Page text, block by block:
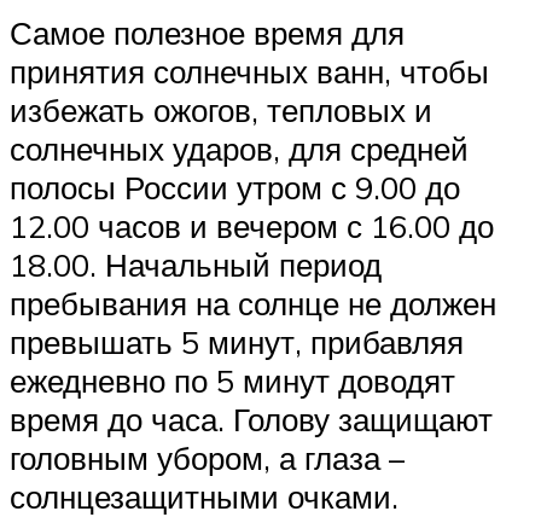
Самое полезное время для
принятия солнечных ванн, чтобы
избежать ожогов, тепловых и
солнечных ударов, для средней
полосы России утром с 9.00 до
12.00 часов и вечером с 16.00 до
18.00. Начальный период
пребывания на солнце не должен
превышать 5 минут, прибавляя
ежедневно по 5 минут доводят
время до часа. Голову защищают
головным убором, а глаза –
солнцезащитными очками.